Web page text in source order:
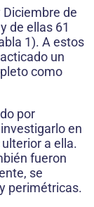
Diciembre de
de ellas 61
1). A estos
un
como
por
en
a ella.
fueron
se
perimétricas.